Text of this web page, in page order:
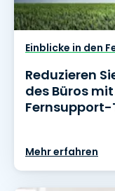
Einblicke in den
Reduzieren
des Büros
Fernsupport-
Mehr erfahren